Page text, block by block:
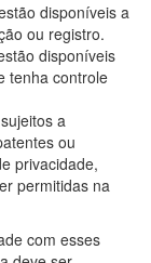
disponíveis a
ou registro.
disponíveis
tenha controle
a
ou
privacidade,
permitidas na
com esses